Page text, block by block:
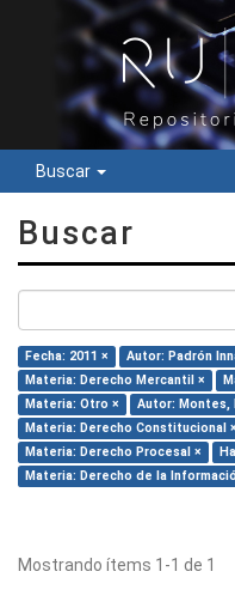
Buscar
Buscar
Fecha: 2011 ×
Autor: Padrón
Materia: Derecho Mercantil ×
Materia: Otro ×
Autor: Montes,
Materia: Derecho Constitucional ×
Materia: Derecho Procesal ×
Materia: Derecho de la
Mostrando ítems 1-1 de 1